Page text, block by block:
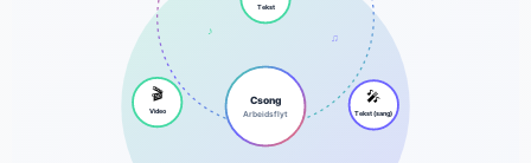
Csong
Arbeidsflyt
Tekst
🎤
Tekst (sang)
🎬
Video
♪
♫